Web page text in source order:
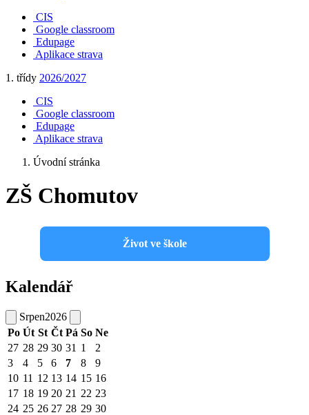
CIS
Google classroom
Edupage
Aplikace strava
1. třídy 2026/2027
CIS
Google classroom
Edupage
Aplikace strava
Úvodní stránka
ZŠ Chomutov
Život ve škole
Kalendář
Srpen2026
Po Út St Čt Pá So Ne
27 28 29 30 31 1
2
3
4 5 6 7 8
9
10 11 12 13 14 15 16
17 18 19 20 21 22 23
24 25 26 27 28 29 30